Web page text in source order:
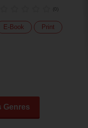
(0)
E-Book Print
Genres